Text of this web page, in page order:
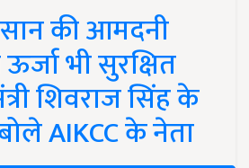
की आमदनी
भी सुरक्षित
शिवराज सिंह के
AIKCC के नेता